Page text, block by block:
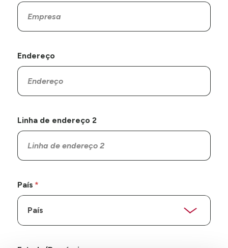
Endereço
Linha de endereço 2
País